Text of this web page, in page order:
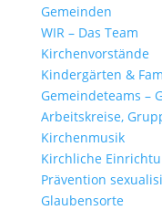
Gemeinden
WIR – Das Team
Kirchen­vor­stände
Kinder­gärten &
Gemein­de­teams –
Arbeits­kreise,
Kirchen­musik
Kirch­liche
Präven­tion
Glau­ben­s­orte